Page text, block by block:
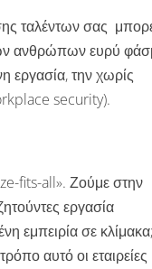
ταλέντων σας
ανθρώπων ευρύ
την χωρίς
security).
fits-all». Ζούμε στην
εργασία
εμπειρία σε
αυτό οι εταιρείες